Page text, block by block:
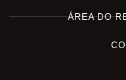
ÁREA DO